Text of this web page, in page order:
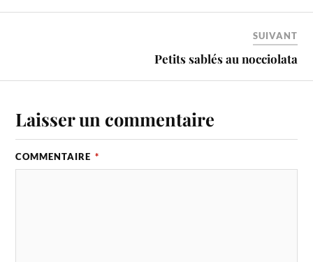
SUIVANT
Petits sablés au nocciolata
Laisser un commentaire
COMMENTAIRE *